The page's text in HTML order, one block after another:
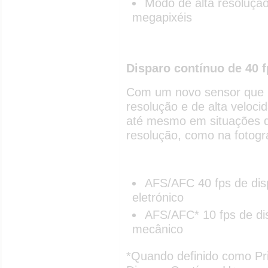
Modo de alta
megapixéis
Disparo contínuo de 40
Com um novo sensor
resolução e de alta
até mesmo em situações
resolução, como na
AFS/AFC 40 fps de
eletrónico
AFS/AFC* 10 fps de
mecânico
*Quando definido como